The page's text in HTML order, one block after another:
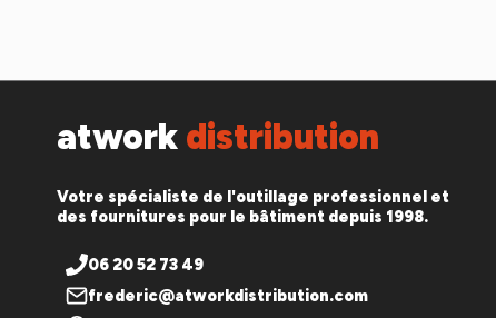
atwork distribution
Votre spécialiste de l'outillage professionnel et
des fournitures pour le bâtiment depuis 1998.
06 20 52 73 49
frederic@atworkdistribution.com